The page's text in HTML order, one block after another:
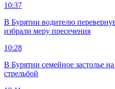
10:37
В Бурятии водителю
избрали меру пресечения
10:28
В Бурятии семейное застолье
стрельбой